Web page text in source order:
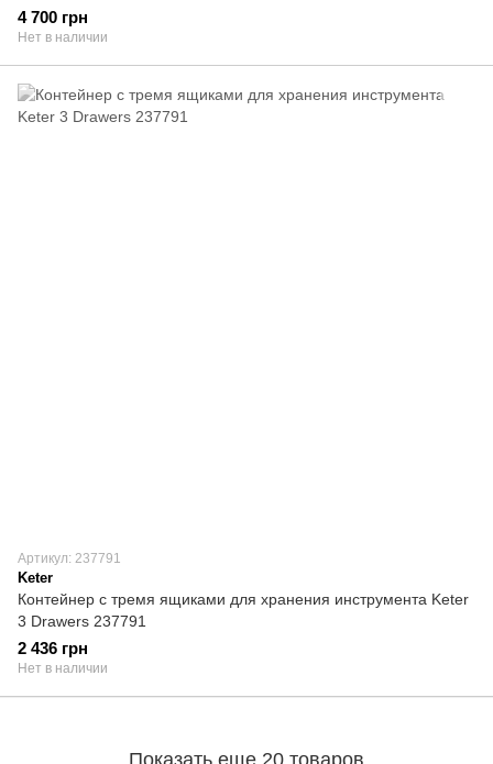
4 700 грн
Нет в наличии
Артикул: 237791
Keter
Контейнер с тремя ящиками для хранения инструмента Keter
3 Drawers 237791
2 436 грн
Нет в наличии
Показать еще 20 товаров